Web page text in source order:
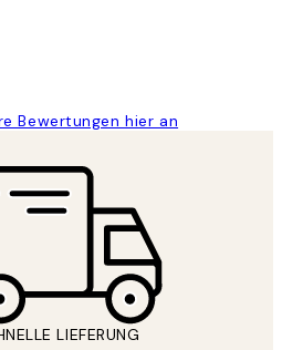
Bewertungen hier an
LIEFERUNG